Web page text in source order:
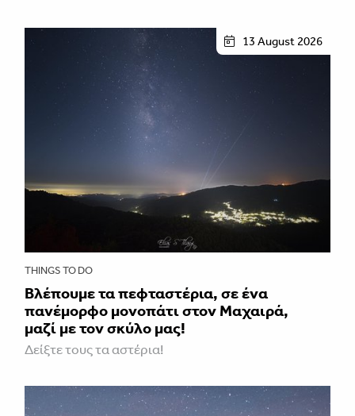
13 August 2026
THINGS TO DO
Βλέπουμε τα πεφταστέρια, σε ένα
πανέμορφο μονοπάτι στον Μαχαιρά,
μαζί με τον σκύλο μας!
Δείξτε τους τα αστέρια!